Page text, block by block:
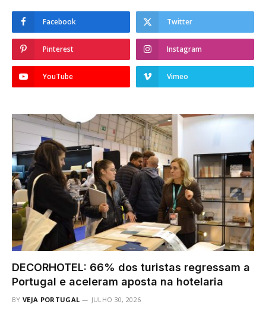
Facebook Twitter
Pinterest Instagram
YouTube Vimeo
DECORHOTEL: 66% dos turistas regressam a
Portugal e aceleram aposta na hotelaria
BY VEJA PORTUGAL JULHO 30, 2026